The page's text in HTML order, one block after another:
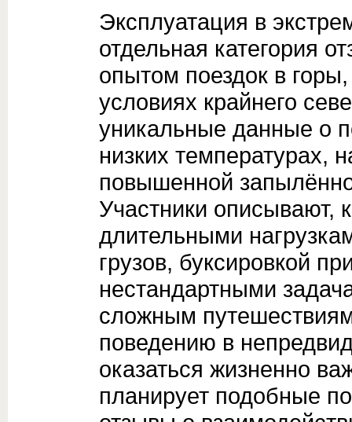
Эксплуатация в
отдельная категория
опытом поездок в
условиях крайнего
уникальные данные о
низких температурах,
повышенной
Участники описывают,
длительными
грузов, буксировкой
нестандартными
сложным
поведению в
оказаться жизненно
планирует подобные